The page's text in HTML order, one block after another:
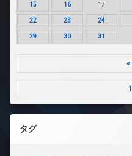
15 16 17
22 23 24
29 30 31
«
タグ